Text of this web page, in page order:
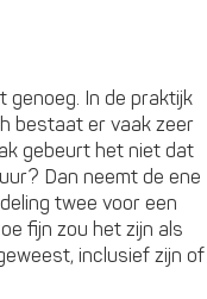
genoeg. In de praktijk
bestaat er vaak zeer
gebeurt het niet dat
Dan neemt de ene
twee voor een
fijn zou het zijn als
inclusief zijn of